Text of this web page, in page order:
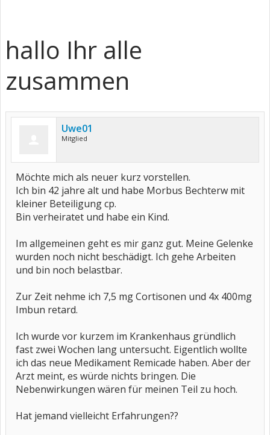
hallo Ihr alle
zusammen
Uwe01
Mitglied
Möchte mich als neuer kurz vorstellen.
Ich bin 42 jahre alt und habe Morbus Bechterw mit
kleiner Beteiligung cp.
Bin verheiratet und habe ein Kind.
Im allgemeinen geht es mir ganz gut. Meine Gelenke
wurden noch nicht beschädigt. Ich gehe Arbeiten
und bin noch belastbar.
Zur Zeit nehme ich 7,5 mg Cortisonen und 4x 400mg
Imbun retard.
Ich wurde vor kurzem im Krankenhaus gründlich
fast zwei Wochen lang untersucht. Eigentlich wollte
ich das neue Medikament Remicade haben. Aber der
Arzt meint, es würde nichts bringen. Die
Nebenwirkungen wären für meinen Teil zu hoch.
Hat jemand vielleicht Erfahrungen??